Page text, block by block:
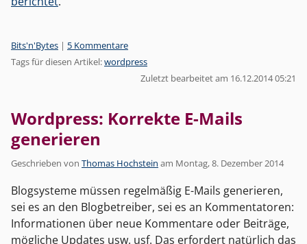
Kategorien:
Bits'n'Bytes | 5 Kommentare
Tags für diesen Artikel:wordpress
Zuletzt bearbeitet am 16.12.2014 05:21
Wordpress: Korrekte E-Mails
generieren
Geschrieben von Thomas Hochstein am Montag, 8. Dezember 2014
Blogsysteme müssen regelmäßig E-Mails generieren,
sei es an den Blogbetreiber, sei es an Kommentatoren:
Informationen über neue Kommentare oder Beiträge,
mögliche Updates usw. usf. Das erfordert natürlich das